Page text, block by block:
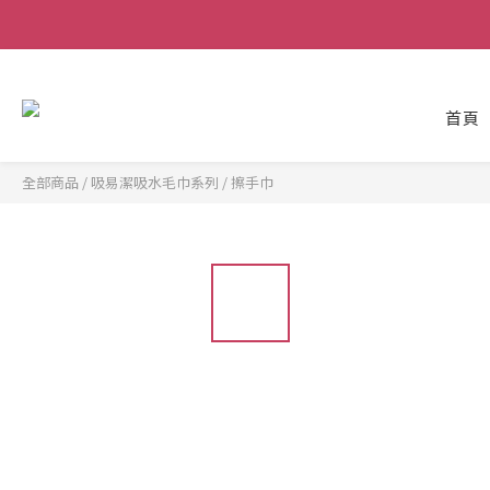
首頁
全部商品 / 吸易潔吸水毛巾系列 /擦手巾